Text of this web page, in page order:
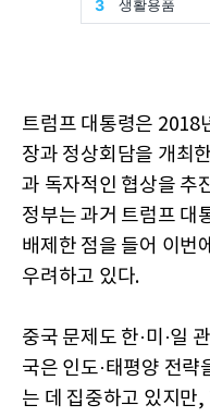
트럼프 대통령은 2018
장과 정상회담을 개최
과 독자적인 협상을 추
정부는 과거 트럼프 대
배제한 점을 들어 이번
우려하고 있다.
중국 문제도 한·미·일
국은 인도·태평양 전
는 데 집중하고 있지만